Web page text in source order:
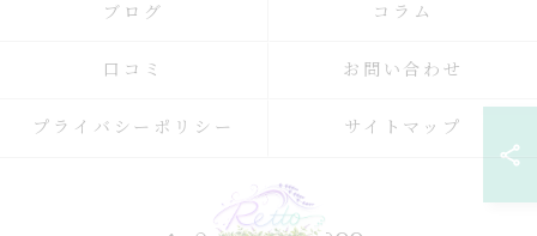
ブログ コラム
口コミ お問い合わせ
プライバシーポリシー サイトマップ